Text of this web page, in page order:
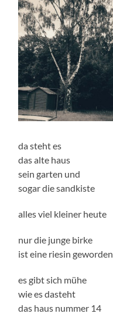
da steht es
das alte haus
sein garten und
sogar die sandkiste
alles viel kleiner heute
nur die junge birke
ist eine riesin geworden
es gibt sich mühe
wie es dasteht
das haus nummer 14